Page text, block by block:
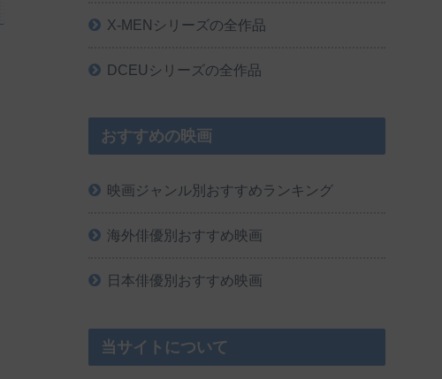
X-MENシリーズの全作品
DCEUシリーズの全作品
おすすめの映画
映画ジャンル別おすすめランキング
海外俳優別おすすめ映画
日本俳優別おすすめ映画
当サイトについて